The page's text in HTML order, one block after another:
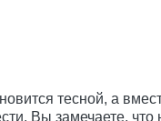
тесной, а
Вы замечаете, что